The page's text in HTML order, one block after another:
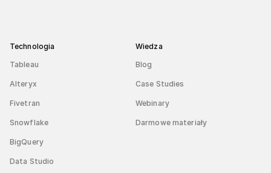
Technologia
Tableau
Alteryx
Fivetran
Snowflake
BigQuery
Data Studio
Wiedza
Blog
Case Studies
Webinary
Darmowe materiały